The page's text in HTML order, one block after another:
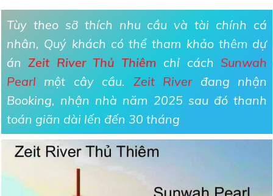
Tùy theo sỡ thích nhu cầu và tài chính cá
nhân, Quý khách có thể tham khảo thêm dự
ánZeit River Thủ Thiêm chỉ cách Sunwah
Pearl một cây cầu. Zeit Riverđang nhận
Booking, nhận nhà năm 2025 sau đó thanh
toán giãn dài lến đến 30 tháng